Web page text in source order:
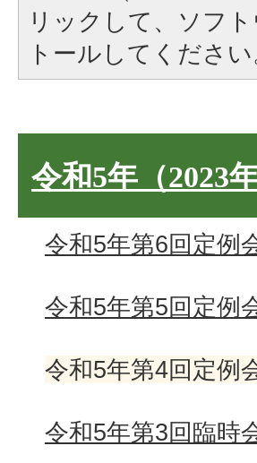
リックして、ソフ
トールしてください
令和5年（2023年
令和5年第6回定例
令和5年第5回定例
令和5年第4回定例
令和5年第3回臨時